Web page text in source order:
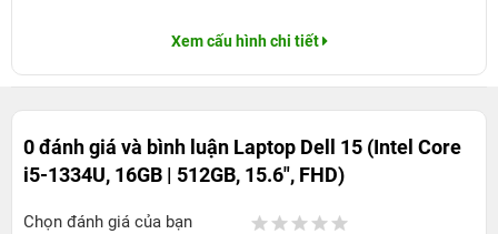
Xem cấu hình chi tiết
0 đánh giá và bình luận Laptop Dell 15 (Intel Core
i5-1334U, 16GB | 512GB, 15.6", FHD)
Chọn đánh giá của bạn